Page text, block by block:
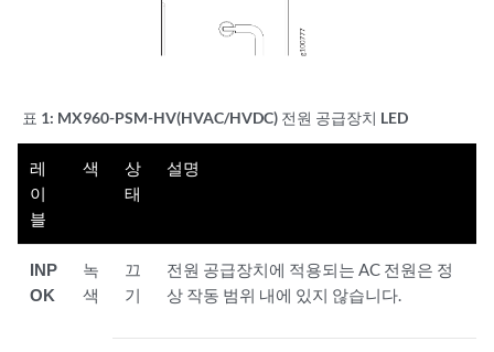
표 1: MX960-PSM-HV(HVAC/HVDC) 전원 공급장치 LED
레
이
블
색
상
태
설명
INP
OK
녹
색
끄
기
전원 공급장치에 적용되는 AC 전원은 정
상 작동 범위 내에 있지 않습니다.